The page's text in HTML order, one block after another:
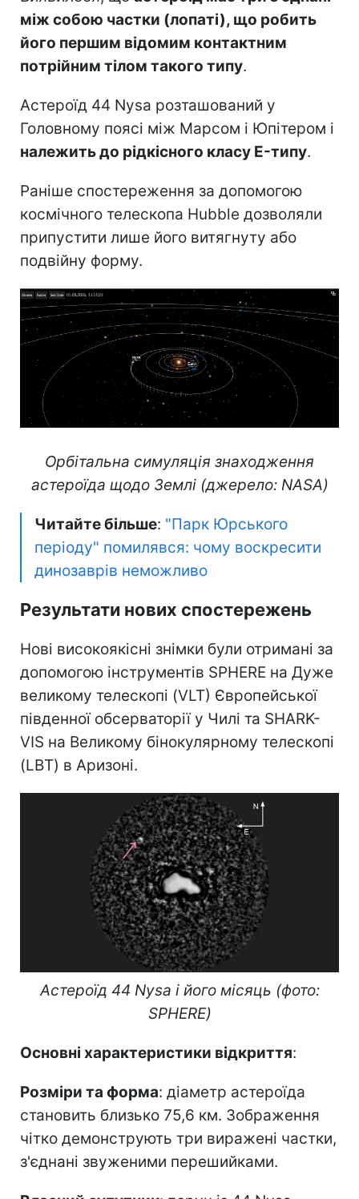
між собою частки (лопаті), що робить
його першим відомим контактним
потрійним тілом такого типу.
Астероїд 44 Nysa розташований у
Головному поясі між Марсом і Юпітером і
належить до рідкісного класу E-типу.
Раніше спостереження за допомогою
космічного телескопа Hubble дозволяли
припустити лише його витягнуту або
подвійну форму.
Орбітальна симуляція знаходження
астероїда щодо Землі (джерело: NASA)
Читайте більше: "Парк Юрського
періоду" помилявся: чому воскресити
динозаврів неможливо
Результати нових спостережень
Нові високоякісні знімки були отримані за
допомогою інструментів SPHERE на Дуже
великому телескопі (VLT) Європейської
південної обсерваторії у Чилі та SHARK-
VIS на Великому бінокулярному телескопі
(LBT) в Аризоні.
Астероїд 44 Nysa і його місяць (фото:
SPHERE)
Основні характеристики відкриття:
Розміри та форма: діаметр астероїда
становить близько 75,6 км. Зображення
чітко демонструють три виражені частки,
з'єднані звуженими перешийками.